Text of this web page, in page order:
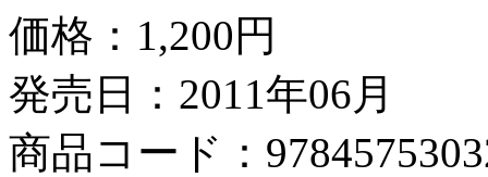
価格： 1,200円
発売日：2011年06月
商品コード：